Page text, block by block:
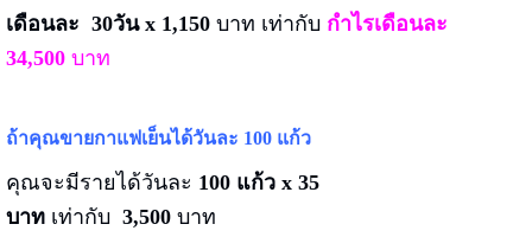
เดือนละ 30วัน x 1,150 บาท เท่ากับ กำไรเดือนละ
34,500 บาท
ถ้าคุณขายกาแฟเย็นได้วันละ 100 แก้ว
คุณจะมีรายได้วันละ 100 แก้ว x 35
บาท เท่ากับ3,500บาท